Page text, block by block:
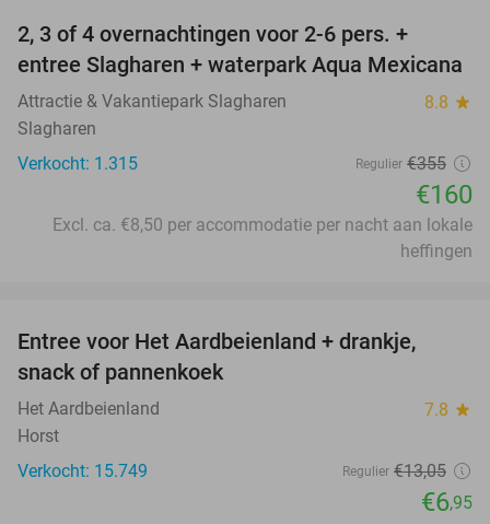
2, 3 of 4 overnachtingen voor 2-6 pers. +
entree Slagharen + waterpark Aqua Mexicana
Attractie & Vakantiepark Slagharen 8.8 star
Slagharen
Verkocht: 1.315
Regulier €355
€160
Excl. ca. €8,50 per accommodatie per nacht aan lokale
heffingen
Entree voor Het Aardbeienland + drankje,
snack of pannenkoek
Het Aardbeienland 7.8 star
Horst
Verkocht: 15.749
Regulier €13,05
€6,95